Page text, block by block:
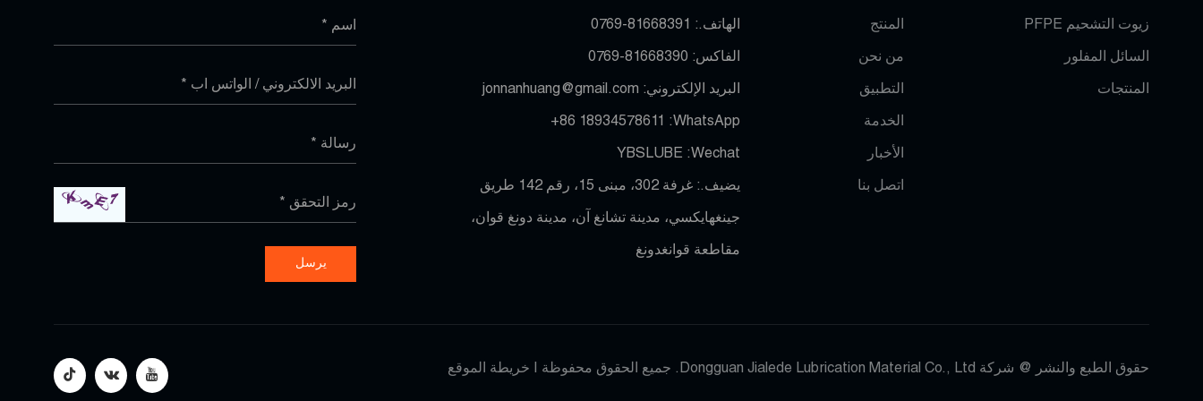
زيوت التشحيم PFPE
السائل المفلور
المنتجات
المنتج
من نحن
التطبيق
الخدمة
الأخبار
اتصل بنا
الهاتف.: 0769-81668391
الفاكس: 0769-81668390
البريد الإلكتروني: jonnanhuang@gmail.com
WhatsApp:
+86 18934578611
Wechat:
YBSLUBE
يضيف.: غرفة 302، مبنى 15، رقم 142 طريق
جينغهايكسي، مدينة تشانغ آن، مدينة دونغ قوان،
مقاطعة قوانغدونغ
حقوق الطبع والنشر @ شركة Dongguan Jialede Lubrication Material Co., Ltd. جميع الحقوق محفوظة | خريطة الموقع